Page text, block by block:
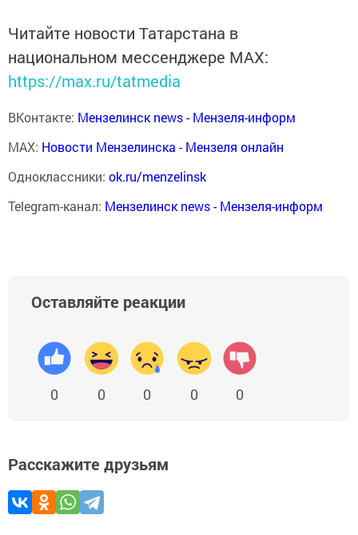
Читайте новости Татарстана в
национальном мессенджере MАХ:
https://max.ru/tatmedia
ВКонтакте: Мензелинск news - Мензеля-информ
MAX: Новости Мензелинска - Мензеля онлайн
Одноклассники: ok.ru/menzelinsk
Telegram-канал: Мензелинск news - Мензеля-информ
Оставляйте реакции
0 0 0 0 0
Расскажите друзьям